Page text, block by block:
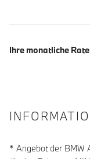
Ihre monatliche
* Angebot der BMW